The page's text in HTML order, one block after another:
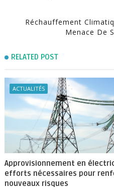
Réchauffement
Menace De
RELATED POST
ACTUALITÉS
Approvisionnement en
efforts nécessaires pour
nouveaux risques